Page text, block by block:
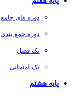
دوره های جامع
دوره جمع بندی
تک فصل
پک امتحانی
پایه هشتم